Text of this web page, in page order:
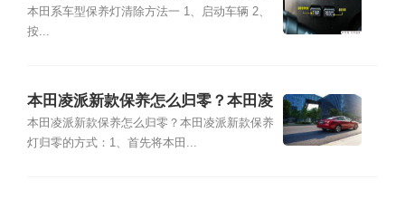
灯复位清零方法
本田系车型保养灯清除方法一 1、启动车辆 2、
按...
本田凌派新款保养怎么归零？本田凌
派新款保养灯归零的方式
本田凌派新款保养怎么归零？本田凌派新款保养
灯归零的方式：1、首先将本田...